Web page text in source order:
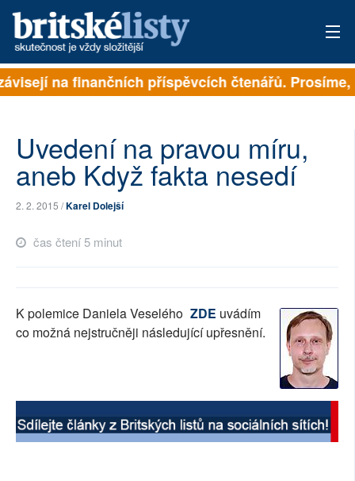
PŘIHLÁSIT
ARCHIV
PŘÍSPĚVKY NA PROVOZ
na finančních příspěvcích čtenářů. Prosíme,
Uvedení na pravou míru,
aneb Když fakta nesedí
2. 2. 2015 /Karel Dolejší
čas čtení 5 minut
K polemice Daniela Veselého ZDE uvádím
co možná nejstručněji následující upřesnění.